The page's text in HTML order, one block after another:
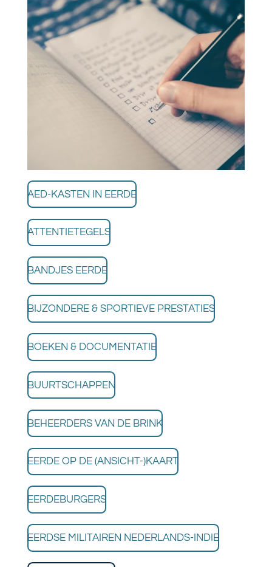
AED-KASTEN IN EERDE
ATTENTIETEGELS
BANDJES EERDE
BIJZONDERE & SPORTIEVE PRESTATIES
BOEKEN & DOCUMENTATIE
BUURTSCHAPPEN
BEHEERDERS VAN DE BRINK
EERDE OP DE (ANSICHT-)KAART
EERDEBURGERS
EERDSE MILITAIREN NEDERLANDS-INDIE